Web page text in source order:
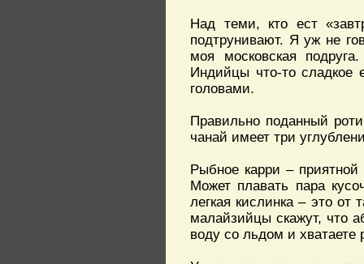
Над теми, кто ест
подтрунивают. Я уж не
моя московская
Индийцы что-то сладкое
головами.
Правильно поданный
чанай имеет три
Рыбное карри –
Может плавать пара
легкая кислинка – это
малайзийцы скажут, что
воду со льдом и хватаете